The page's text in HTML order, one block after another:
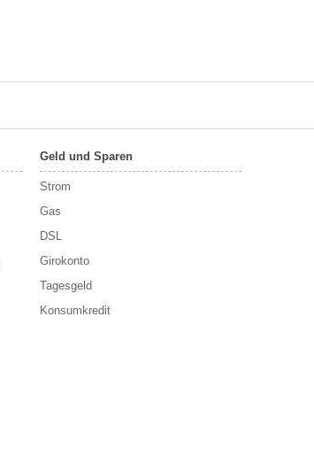
Geld und Sparen
Strom
Gas
DSL
Girokonto
Tagesgeld
Konsumkredit